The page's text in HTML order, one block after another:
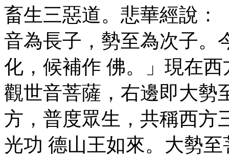
畜生三惡道。悲華經說：
音為長子，勢至為次子。
化，候補作 佛。」現在
觀世音菩薩，右邊即大勢
方，普度眾生，共稱西方
光功 德山王如來。大勢